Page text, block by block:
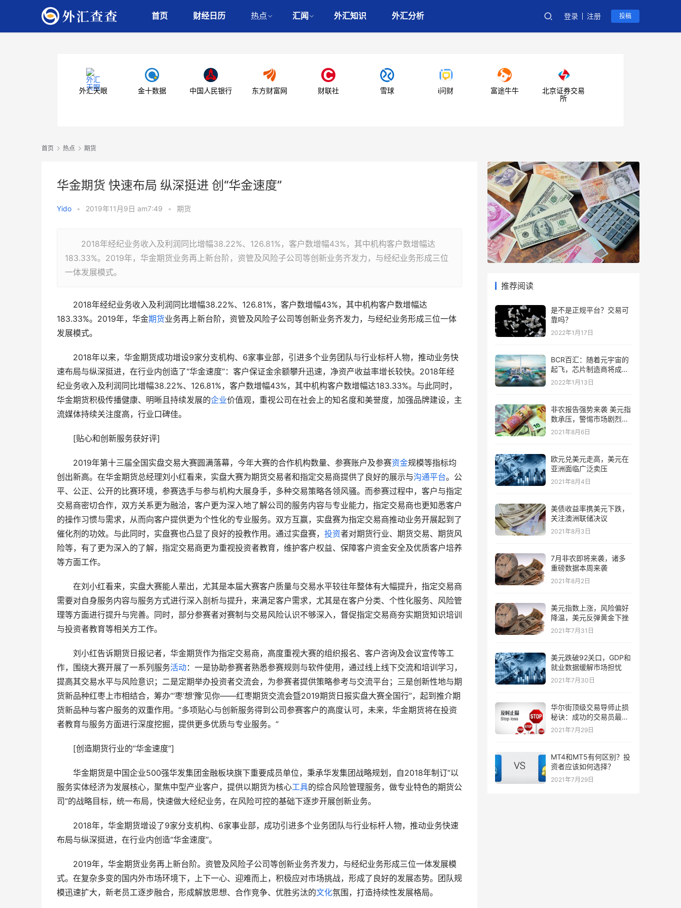
首页 财经日历 热点 汇闻 外汇知识 外汇分析 登录 注册 投稿
外汇天眼 金十数据 中国人民银行 东方财富网 财联社 雪球 i问财 富途牛牛
北京证券交易
所
首页 热点 期货
华金期货 快速布局 纵深挺进 创“华金速度”
Yido • 2019年11月9日 am7:49 • 期货
2018年经纪业务收入及利润同比增幅38.22%、126.81%，客户数增幅43%，其中机构客户数增幅达
183.33%。2019年，华金期货业务再上新台阶，资管及风险子公司等创新业务齐发力，与经纪业务形成三位
一体发展模式。
2018年经纪业务收入及利润同比增幅38.22%、126.81%，客户数增幅43%，其中机构客户数增幅达
183.33%。2019年，华金期货业务再上新台阶，资管及风险子公司等创新业务齐发力，与经纪业务形成三位一体
发展模式。
2018年以来，华金期货成功增设9家分支机构、6家事业部，引进多个业务团队与行业标杆人物，推动业务快
速布局与纵深挺进，在行业内创造了“华金速度”：客户保证金余额攀升迅速，净资产收益率增长较快。2018年经
纪业务收入及利润同比增幅38.22%、126.81%，客户数增幅43%，其中机构客户数增幅达183.33%。与此同时，
华金期货积极传播健康、明晰且持续发展的企业价值观，重视公司在社会上的知名度和美誉度，加强品牌建设，主
流媒体持续关注度高，行业口碑佳。
[贴心和创新服务获好评]
2019年第十三届全国实盘交易大赛圆满落幕，今年大赛的合作机构数量、参赛账户及参赛资金规模等指标均
创出新高。在华金期货总经理刘小红看来，实盘大赛为期货交易者和指定交易商提供了良好的展示与沟通平台。公
平、公正、公开的比赛环境，参赛选手与参与机构大展身手，多种交易策略各领风骚。而参赛过程中，客户与指定
交易商密切合作，双方关系更为融洽，客户更为深入地了解公司的服务内容与专业能力，指定交易商也更知悉客户
的操作习惯与需求，从而向客户提供更为个性化的专业服务。双方互赢，实盘赛为指定交易商推动业务开展起到了
催化剂的功效。与此同时，实盘赛也凸显了良好的投教作用。通过实盘赛， 投资者对期货行业、期货交易、期货风
险等，有了更为深入的了解，指定交易商更为重视投资者教育，维护客户权益、保障客户资金安全及优质客户培养
等方面工作。
在刘小红看来，实盘大赛能人辈出，尤其是本届大赛客户质量与交易水平较往年整体有大幅提升，指定交易商
需要对自身服务内容与服务方式进行深入剖析与提升，来满足客户需求，尤其是在客户分类、个性化服务、风险管
理等方面进行提升与完善。同时，部分参赛者对赛制与交易风险认识不够深入，督促指定交易商夯实期货知识培训
与投资者教育等相关方工作。
刘小红告诉期货日报记者，华金期货作为指定交易商，高度重视大赛的组织报名、客户咨询及会议宣传等工
作，围绕大赛开展了一系列服务活动：一是协助参赛者熟悉参赛规则与软件使用，通过线上线下交流和培训学习，
提高其交易水平与风险意识；二是定期举办投资者交流会，为参赛者提供策略参考与交流平台；三是创新性地与期
货新品种红枣上市相结合，筹办“‘枣’想‘豫’见你――红枣期货交流会暨2019期货日报实盘大赛全国行”，起到推介期
货新品种与客户服务的双重作用。“多项贴心与创新服务得到公司参赛客户的高度认可，未来，华金期货将在投资
者教育与服务方面进行深度挖掘，提供更多优质与专业服务。”
[创造期货行业的“华金速度”]
华金期货是中国企业500强华发集团金融板块旗下重要成员单位，秉承华发集团战略规划，自2018年制订“以
服务实体经济为发展核心，聚焦中型产业客户，提供以期货为核心工具的综合风险管理服务，做专业特色的期货公
司”的战略目标，统一布局，快速做大经纪业务，在风险可控的基础下逐步开展创新业务。
2018年，华金期货增设了9家分支机构、6家事业部，成功引进多个业务团队与行业标杆人物，推动业务快速
布局与纵深挺进，在行业内创造“华金速度”。
2019年，华金期货业务再上新台阶。资管及风险子公司等创新业务齐发力，与经纪业务形成三位一体发展模
式。在复杂多变的国内外市场环境下，上下一心、迎难而上，积极应对市场挑战，形成了良好的发展态势。团队规
模迅速扩大，新老员工逐步融合，形成解放思想、合作竞争、优胜劣汰的文化氛围，打造持续性发展格局。
推荐阅读
是不是正规平台？交易可
靠吗？
2022年1月17日
BCR百汇：随着元宇宙的
起飞，芯片制造商将成为
“赢家”
2022年1月13日
非农报告强势来袭 美元指
数承压，警惕市场剧烈波
动
2021年8月6日
欧元兑美元走高，美元在
亚洲面临广泛卖压
2021年8月4日
美债收益率携美元下跌，
关注澳洲联储决议
2021年8月3日
7月非农即将来袭，诸多
重磅数据本周来袭
2021年8月2日
美元指数上涨，风险偏好
降温，美元反弹黄金下挫
2021年7月31日
美元跌破92关口，GDP和
就业数据缓解市场担忧
2021年7月30日
华尔街顶级交易导师止损
秘诀：成功的交易员最喜
欢的三种止损策略！
2021年7月29日
MT4和MT5有何区别？投
资者应该如何选择？
2021年7月29日